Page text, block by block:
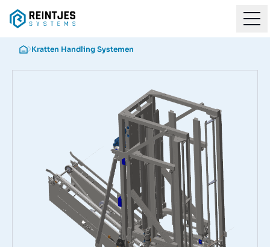
Kratten Handling Systemen